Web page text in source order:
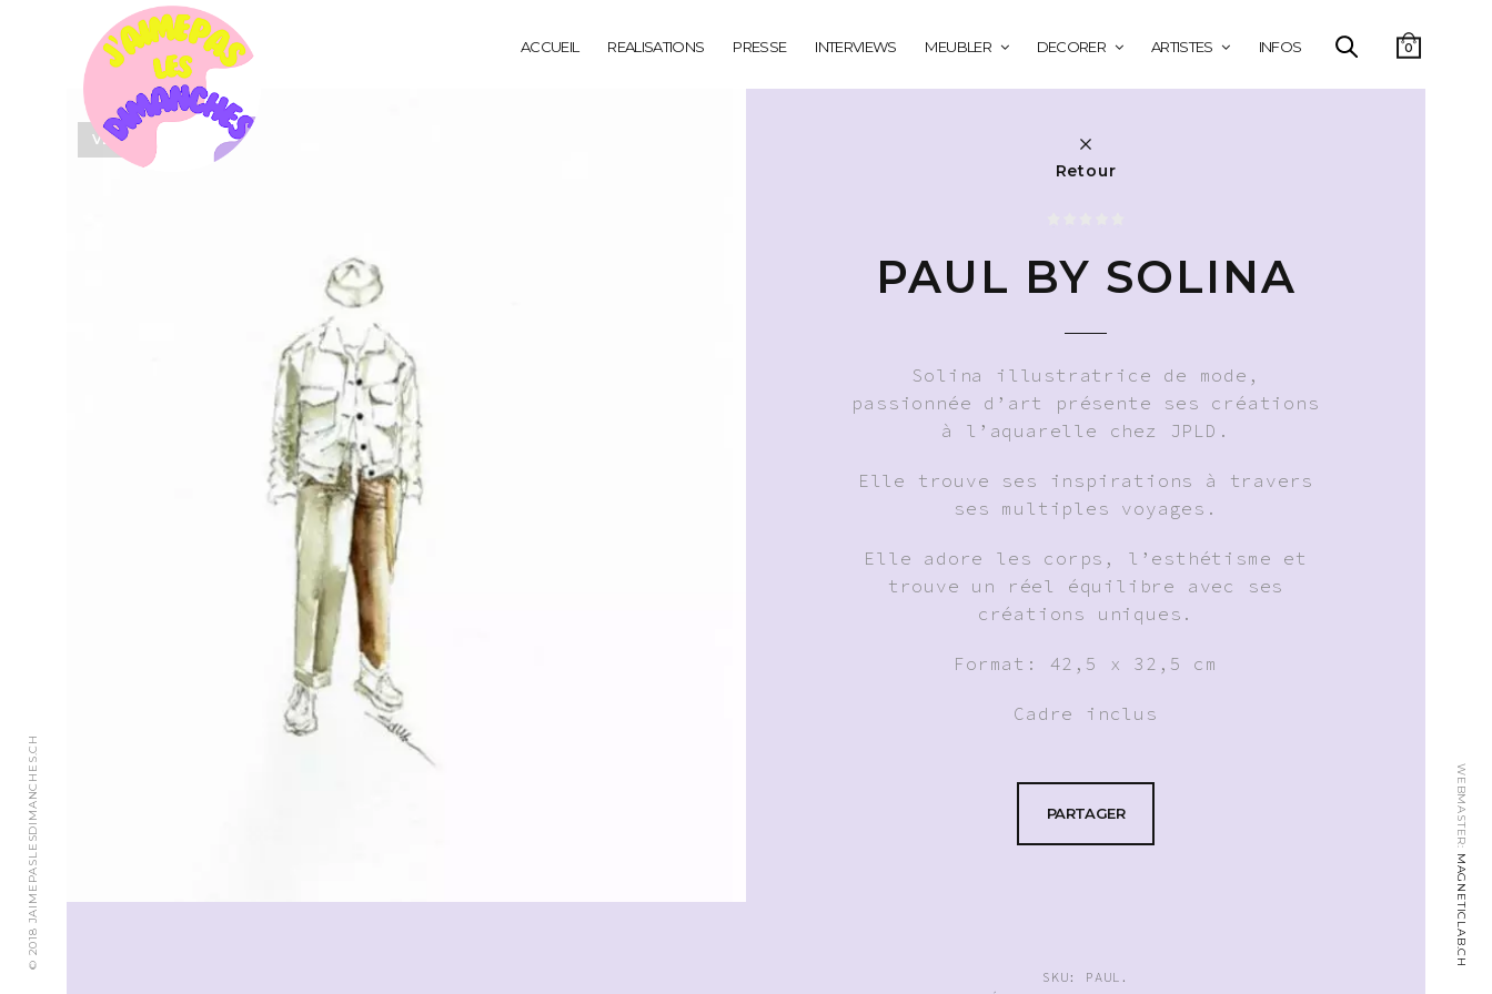
ACCUEIL REALISATIONS PRESSE INTERVIEWS MEUBLER DECORER ARTISTES INFOS 0
© 2018 JAIMEPASLESDIMANCHES.CH WEBMASTER:
MAGNETICLAB.CH
VENDU
Retour
PAUL BY SOLINA
Solina illustratrice de mode,
passionnée d’art présente ses créations
à l’aquarelle chez JPLD.
Elle trouve ses inspirations à travers
ses multiples voyages.
Elle adore les corps, l’esthétisme et
trouve un réel équilibre avec ses
créations uniques.
Format: 42,5 x 32,5 cm
Cadre inclus
PARTAGER
SKU: PAUL .